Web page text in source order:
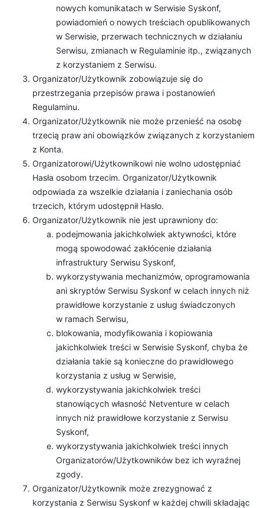
nowych komunikatach w Serwisie Syskonf,
powiadomień o nowych treściach opublikowanych
w Serwisie, przerwach technicznych w działaniu
Serwisu, zmianach w Regulaminie itp., związanych
z korzystaniem z Serwisu.
Organizator/Użytkownik zobowiązuje się do
przestrzegania przepisów prawa i postanowień
Regulaminu.
Organizator/Użytkownik nie może przenieść na osobę
trzecią praw ani obowiązków związanych z korzystaniem
z Konta.
Organizatorowi/Użytkownikowi nie wolno udostępniać
Hasła osobom trzecim. Organizator/Użytkownik
odpowiada za wszelkie działania i zaniechania osób
trzecich, którym udostępnił Hasło.
Organizator/Użytkownik nie jest uprawniony do:
podejmowania jakichkolwiek aktywności, które
mogą spowodować zakłócenie działania
infrastruktury Serwisu Syskonf,
wykorzystywania mechanizmów, oprogramowania
ani skryptów Serwisu Syskonf w celach innych niż
prawidłowe korzystanie z usług świadczonych
w ramach Serwisu,
blokowania, modyfikowania i kopiowania
jakichkolwiek treści w Serwisie Syskonf, chyba że
działania takie są konieczne do prawidłowego
korzystania z usług w Serwisie,
wykorzystywania jakichkolwiek treści
stanowiących własność Netventure w celach
innych niż prawidłowe korzystanie z Serwisu
Syskonf,
wykorzystywania jakichkolwiek treści innych
Organizatorów/Użytkowników bez ich wyraźnej
zgody.
Organizator/Użytkownik może zrezygnować z
korzystania z Serwisu Syskonf w każdej chwili składając